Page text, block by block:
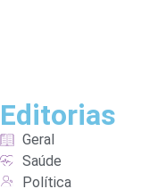
Editorias
Geral
Saúde
Política